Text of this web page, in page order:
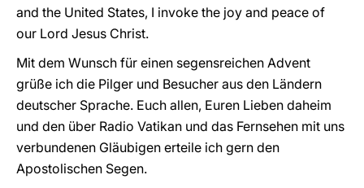
and the United States, I invoke the joy and peace of
our Lord Jesus Christ.
Mit dem Wunsch für einen segensreichen Advent
grüße ich die Pilger und Besucher aus den Ländern
deutscher Sprache. Euch allen, Euren Lieben daheim
und den über Radio Vatikan und das Fernsehen mit uns
verbundenen Gläubigen erteile ich gern den
Apostolischen Segen.